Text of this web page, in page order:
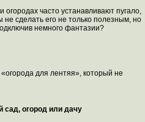
часто устанавливают пугало,
сделать его не только полезным, но
немного фантазии?
для лентяя», который не
сад, огород или дачу